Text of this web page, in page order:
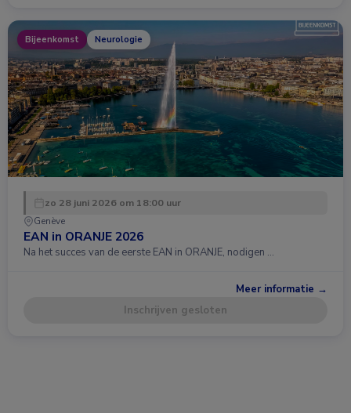
Bijeenkomst Neurologie
zo 28 juni 2026 om 18:00 uur
Genève
EAN in ORANJE 2026
Na het succes van de eerste EAN in ORANJE, nodigen …
Meer informatie →
Inschrijven gesloten